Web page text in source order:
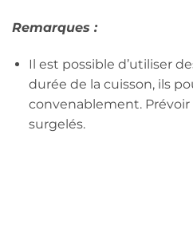
Remarques :
Il est possible d’utiliser
durée de la cuisson, ils
convenablement. Prévoir
surgelés.